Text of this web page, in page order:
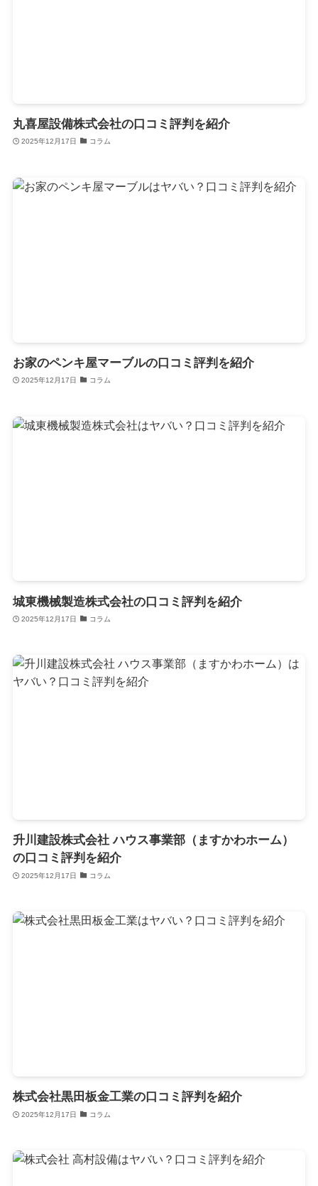
丸喜屋設備株式会社の口コミ評判を紹介
2025年12月17日 コラム
お家のペンキ屋マーブルの口コミ評判を紹介
2025年12月17日 コラム
城東機械製造株式会社の口コミ評判を紹介
2025年12月17日 コラム
升川建設株式会社 ハウス事業部（ますかわホーム）
の口コミ評判を紹介
2025年12月17日 コラム
株式会社黒田板金工業の口コミ評判を紹介
2025年12月17日 コラム